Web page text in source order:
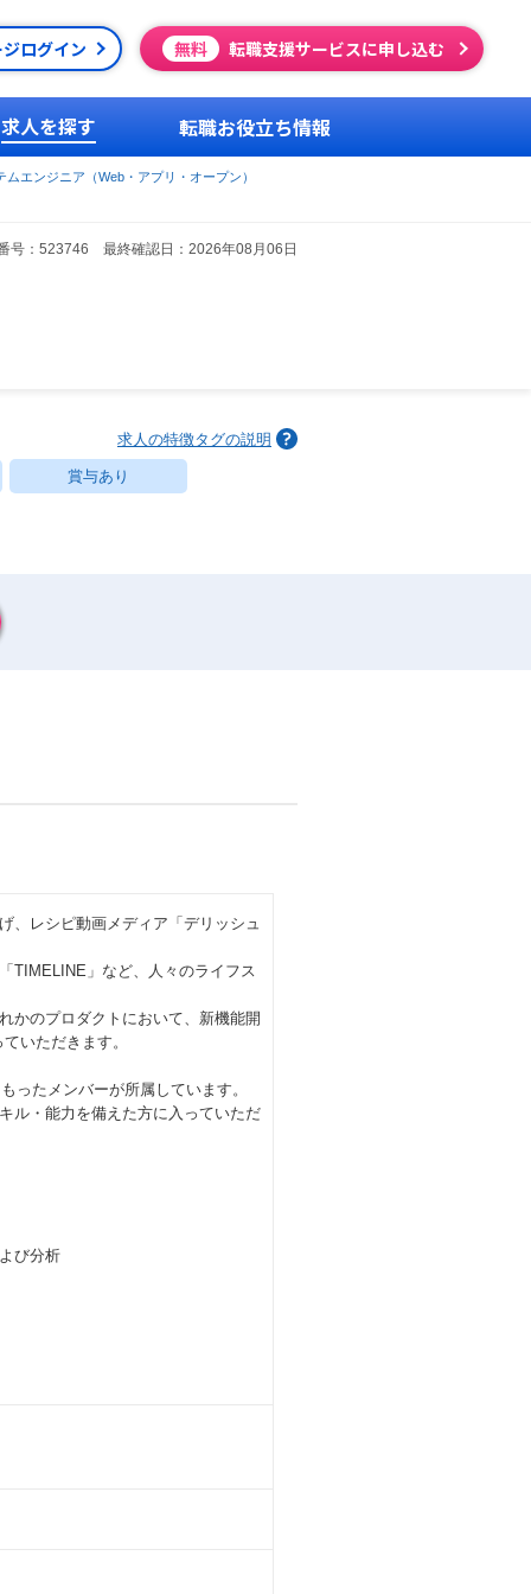
ログイン 無料 転職支援サービスに申し込む
求人を探す 転職お役立ち情報
ムエンジニア（Web・アプリ・オープン）
号：523746 最終確認日：2026年08月06日
求人の特徴タグの説明
賞与あり
、レシピ動画メディア「デリッシュ
TIMELINE」など、人々のライフス
かのプロダクトにおいて、新機能開
いただきます。
ったメンバーが所属しています。
ル・能力を備えた方に入っていただ
び分析